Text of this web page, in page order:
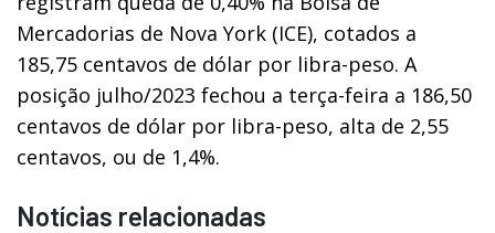
Mercadorias de Nova York (ICE), cotados a
185,75 centavos de dólar por libra-peso. A
posição julho/2023 fechou a terça-feira a 186,50
centavos de dólar por libra-peso, alta de 2,55
centavos, ou de 1,4%.
Notícias relacionadas